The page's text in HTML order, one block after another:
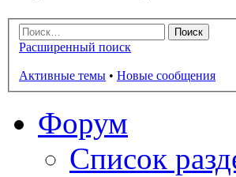
Расширенный поиск
Активные темы • Новые сообщения
Форум
Список